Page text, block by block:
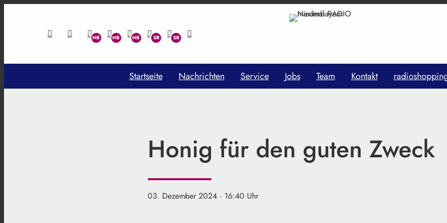
Startseite Nachrichten Service Jobs Team Kontakt
Honig für den guten Zweck
03. Dezember 2024 · 16:40 Uhr